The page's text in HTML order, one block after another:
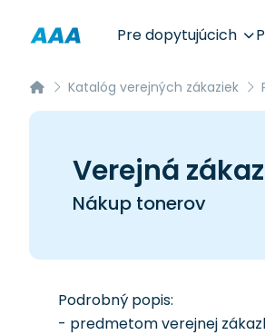
Pre dopytujúcich
Katalóg verejných zákaziek
Verejná
Nákup tonerov
Podrobný popis:
- predmetom verejnej